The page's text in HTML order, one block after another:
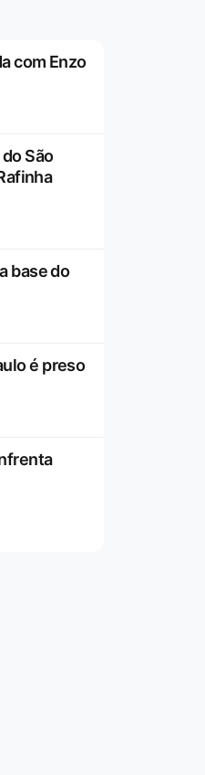
com Enzo
São
base do
é preso